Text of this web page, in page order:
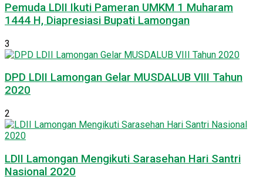
Pemuda LDII Ikuti Pameran UMKM 1 Muharam
1444 H, Diapresiasi Bupati Lamongan
3
DPD LDII Lamongan Gelar MUSDALUB VIII Tahun
2020
2
LDII Lamongan Mengikuti Sarasehan Hari Santri
Nasional 2020